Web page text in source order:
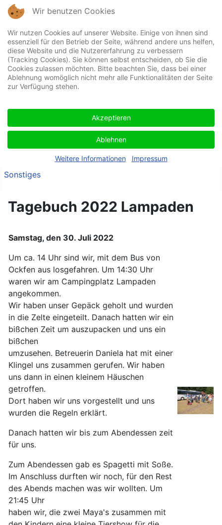
Home
News
Zeltlager
Sonstiges
Tagebuch 2022 Lampaden
Samstag, den 30. Juli 2022
Um ca. 14 Uhr sind wir, mit dem Bus von
Ockfen aus losgefahren. Um 14:30 Uhr
waren wir am Campingplatz Lampaden
angekommen.
Wir haben unser Gepäck geholt und wurden
in die Zelte eingeteilt. Danach hatten wir ein
bißchen Zeit um auszupacken und uns ein
bißchen
umzusehen. Betreuerin Daniela hat mit einer
Klingel uns zusammen gerufen. Wir haben
uns dann in einen kleinem Häuschen
getroffen.
Dort haben wir uns vorgestellt und uns
wurden die Regeln erklärt.
Danach hatten wir bis zum Abendessen zeit
für uns.
Zum Abendessen gab es Spagetti mit Soße.
Im Anschluss durften wir noch, für den Rest
des Abends machen was wir wollten. Um
21:45 Uhr
haben wir, die zwei Maya's zusammen mit
Wir benutzen Cookies
Wir nutzen Cookies auf unserer Website. Einige von ihnen sind
essenziell für den Betrieb der Seite, während andere uns helfen,
diese Website und die Nutzererfahrung zu verbessern
(Tracking Cookies). Sie können selbst entscheiden, ob Sie die
Cookies zulassen möchten. Bitte beachten Sie, dass bei einer
Ablehnung womöglich nicht mehr alle Funktionalitäten der Seite
zur Verfügung stehen.
Akzeptieren
Ablehnen
Weitere Informationen Impressum